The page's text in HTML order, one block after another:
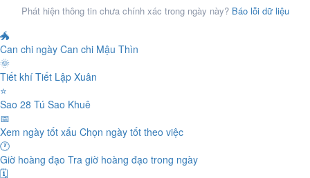
Phát hiện thông tin chưa chính xác trong ngày này? Báo lỗi dữ liệu
🐲
Can chi ngày Can chi Mậu Thìn
🌞
Tiết khí Tiết Lập Xuân
⭐
Sao 28 Tú Sao Khuê
📅
Xem ngày tốt xấu Chọn ngày tốt theo việc
🕐
Giờ hoàng đạo Tra giờ hoàng đạo trong ngày
🗓️